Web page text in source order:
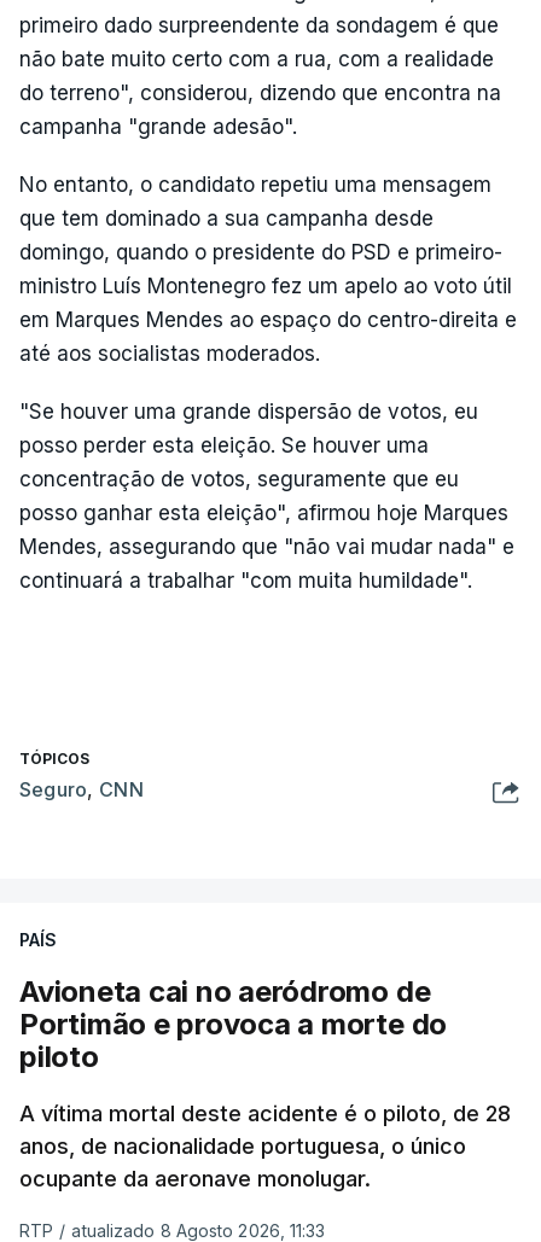
primeiro dado surpreendente da sondagem é que
não bate muito certo com a rua, com a realidade
do terreno", considerou, dizendo que encontra na
campanha "grande adesão".
No entanto, o candidato repetiu uma mensagem
que tem dominado a sua campanha desde
domingo, quando o presidente do PSD e primeiro-
ministro Luís Montenegro fez um apelo ao voto útil
em Marques Mendes ao espaço do centro-direita e
até aos socialistas moderados.
"Se houver uma grande dispersão de votos, eu
posso perder esta eleição. Se houver uma
concentração de votos, seguramente que eu
posso ganhar esta eleição", afirmou hoje Marques
Mendes, assegurando que "não vai mudar nada" e
continuará a trabalhar "com muita humildade".
TÓPICOS
Seguro, CNN
PAÍS
Avioneta cai no aeródromo de
Portimão e provoca a morte do
piloto
A vítima mortal deste acidente é o piloto, de 28
anos, de nacionalidade portuguesa, o único
ocupante da aeronave monolugar.
RTP / atualizado 8 Agosto 2026, 11:33